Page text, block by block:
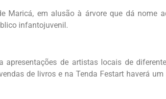
Maricá, em alusão à árvore que dá nome
infantojuvenil.
apresentações de artistas locais de
de livros e na Tenda Festart haverá